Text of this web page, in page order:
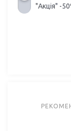
"Акція" -